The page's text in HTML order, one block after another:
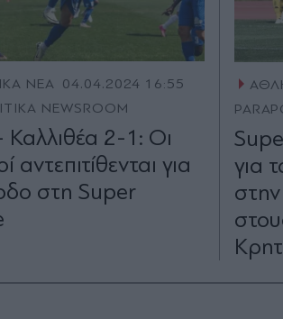
ΝΕΑ 04.04.2024 16:55
NEWSROOM
Καλλιθέα 2-1: Οι
αντεπιτίθενται για
στη Super
για